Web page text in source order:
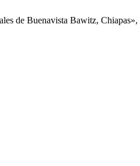
de Buenavista Bawitz, Chiapas»,